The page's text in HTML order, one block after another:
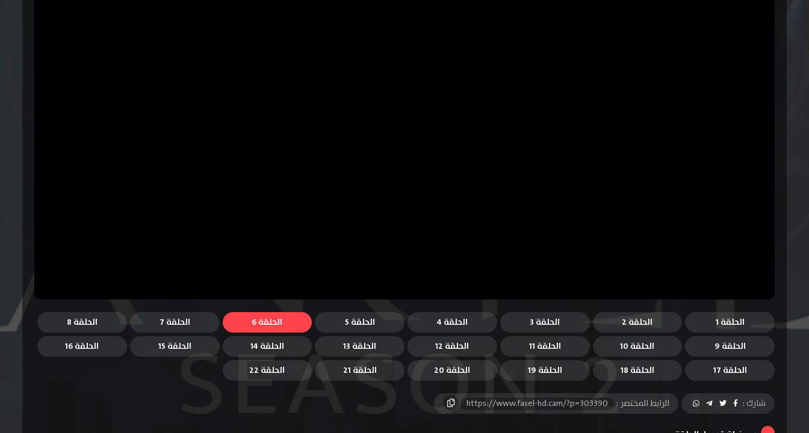
الحلقة 1 الحلقة 2 الحلقة 3 الحلقة 4 الحلقة 5 الحلقة 6 الحلقة 7
الحلقة 8
الحلقة 9
الحلقة 10 الحلقة 11 الحلقة 12 الحلقة 13 الحلقة 14 الحلقة 15
الحلقة 16
الحلقة 17
الحلقة 18 الحلقة 19 الحلقة 20 الحلقة 21 الحلقة 22
شارك : الرابط المختصر : https://www.fasel-hd.cam/?p=303390